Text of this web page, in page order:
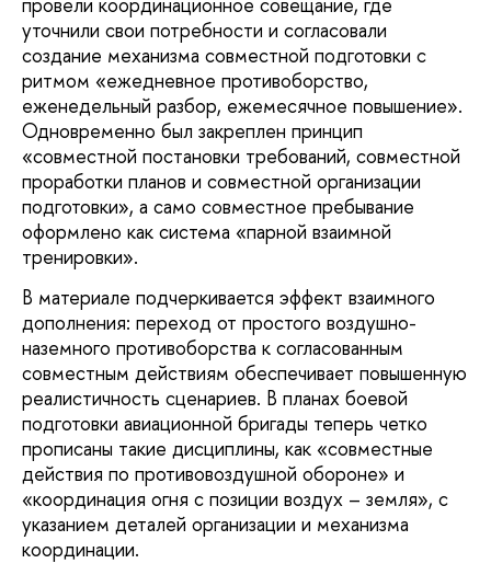
уточнили свои потребности и согласовали
создание механизма совместной подготовки с
ритмом «ежедневное противоборство,
еженедельный разбор, ежемесячное повышение».
Одновременно был закреплен принцип
«совместной постановки требований, совместной
проработки планов и совместной организации
подготовки», а само совместное пребывание
оформлено как система «парной взаимной
тренировки».
В материале подчеркивается эффект взаимного
дополнения: переход от простого воздушно-
наземного противоборства к согласованным
совместным действиям обеспечивает повышенную
реалистичность сценариев. В планах боевой
подготовки авиационной бригады теперь четко
прописаны такие дисциплины, как «совместные
действия по противовоздушной обороне» и
«координация огня с позиции воздух – земля», с
указанием деталей организации и механизма
координации.